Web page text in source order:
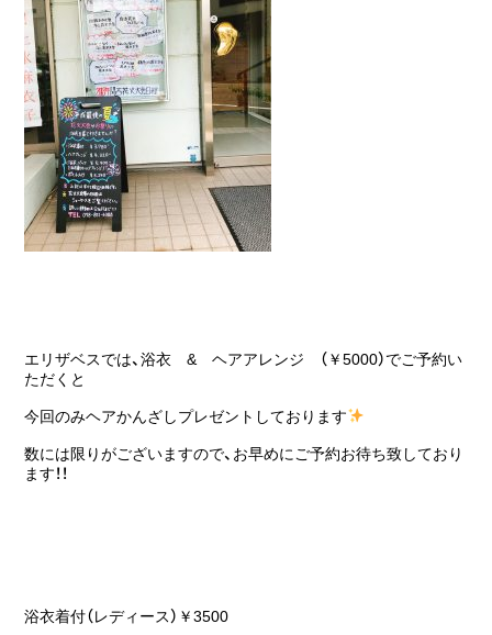
エリザベスでは、浴衣 & ヘアアレンジ （￥5000）でご予約い
ただくと
今回のみヘアかんざしプレゼントしております
数には限りがございますので、お早めにご予約お待ち致しており
ます！！
浴衣着付（レディース）￥3500